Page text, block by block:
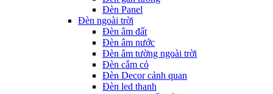
Đèn Panel
Đèn ngoài trời
Đèn âm đất
Đèn âm nước
Đèn âm tường ngoài trời
Đèn cắm cỏ
Đèn Decor cảnh quan
Đèn led thanh